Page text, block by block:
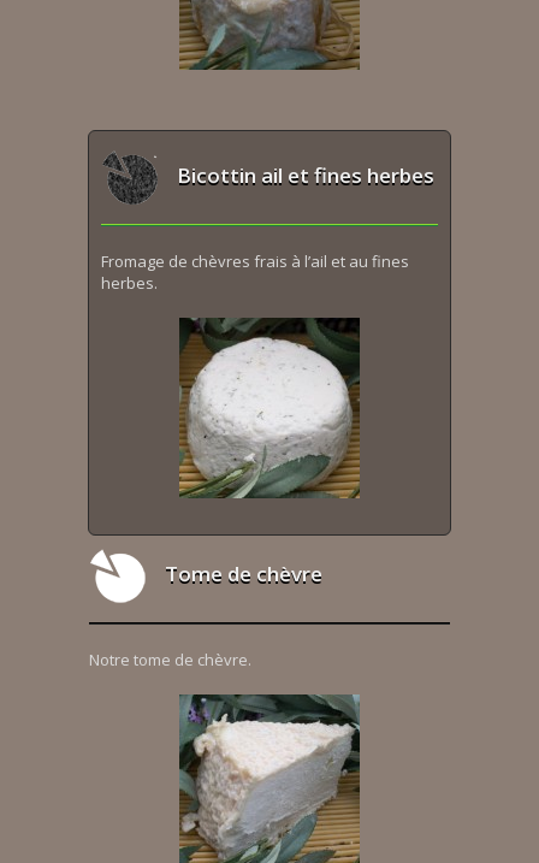
Bicottin ail et fines herbes
Fromage de chèvres frais à l’ail et au fines
herbes.
Tome de chèvre
Notre tome de chèvre.